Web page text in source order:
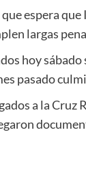
espera
largas
hoy
pasado
a la